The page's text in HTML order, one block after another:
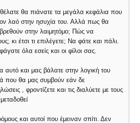
θέλατε θα πιάνατε τα μεγάλα κεφάλια που
λαό στην ησυχία του. Αλλά πως θα
στην λαιμητόμο; Πώς να
κι έτσι τι επιλέγετε; Να φάτε και πάλι.
όλα εσείς και οι φίλοι σας.
αυτό και μας βάλατε στην λογική του
που θα μας συμβούν εάν δε
, φροντίζετε και τις διαλύετε με τους
και αυτοί που έμειναν σπίτι. Δεν